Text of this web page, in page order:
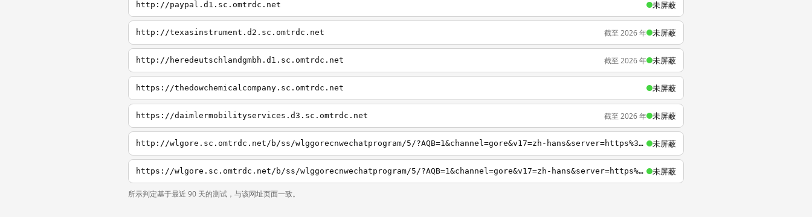
http://paypal.d1.sc.omtrdc.net 未屏蔽
http://texasinstrument.d2.sc.omtrdc.net 截至 2026 年 未屏蔽
http://heredeutschlandgmbh.d1.sc.omtrdc.net 截至 2026 年 未屏蔽
https://thedowchemicalcompany.sc.omtrdc.net 未屏蔽
https://daimlermobilityservices.d3.sc.omtrdc.net 截至 2026 年 未屏蔽
http://wlgore.sc.omtrdc.net/b/ss/wlggorecnwechatprogram/5/?AQB=1&channel=gore&v17=zh-hans&server=https%3A%2F%2Fwalkingday.cn%2Fgore&g=pages%2Fcategory%2Fcategory&pagename=%E6%B1%BD%E8%BD%A6&h1=%E6%B1%BD%E8%BD%A6&t=03%2F10%2F2019+15%3A18%3A21+4+479&v1=Repe 未屏蔽
https://wlgore.sc.omtrdc.net/b/ss/wlggorecnwechatprogram/5/?AQB=1&channel=gore&v17=zh-hans&server=https%3A%2F%2Fwalkingday.cn%2Fgore&g=pages%2Fcategory%2Fcategory&pagename=%E6%B1%BD%E8%BD%A6&h1=%E6%B1%BD%E8%BD%A6&t=03%2F10%2F2019+15%3A18%3A21+4+479&v1=Rep 未屏蔽
所示判定基于最近 90 天的测试，与该网址页面一致。